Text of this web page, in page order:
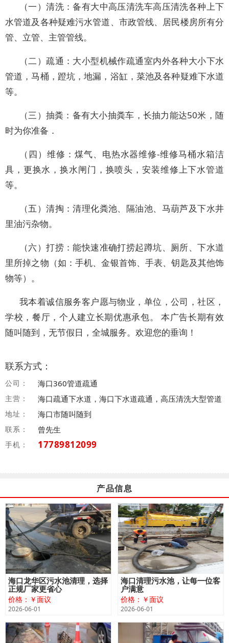
（一）清洗：备有大中高压清洗车高压清洗各种上下
水管道及各种疑难污水管道、市政管线、居民楼房所有分
管、立管、主管管线。
（二）疏通：大小型机械作疏通室内外各种大小下水
管道，马桶，蹬坑，地漏，浴缸，菜池及各种疑难下水道
等。
（三）抽粪：备有大小抽粪车，长抽力能达50米，随
时为你准备．
（四）维修：煤气、电热水器维修-维修马桶水箱洁
具，更换水，换水闸门，换喷头，安装维修上下水管道
等。
（五）清掏：清理化粪池、隔油池、马葫芦及下水井
里油污杂物。
（六）打捞：能快速准确打捞起蹲坑、厕所、下水道
里所掉之物（如：手机、金银首饰、手表、钥匙及其他饰
物等）。
我本着诚信服务客户愿与物业，单位，公司，社区，
学校，餐厅，个人建立长期优惠承包。 本广告长期有效
随叫随到，无节假日，全城服务。欢迎您的垂询！
联系方式：
公司： 海口360管道疏通
主营： 海口疏通下水道，海口下水道疏通，高压清洗大型管道
地址： 海口市随叫随到
联系： 曾先生
手机： 17789812099
产品信息
海口龙华区污水池清理，选择
正规厂家更省心
价格：￥面议
2026-06-01
海口清理污水池，让每一位客
户满意
价格：￥面议
2026-06-01